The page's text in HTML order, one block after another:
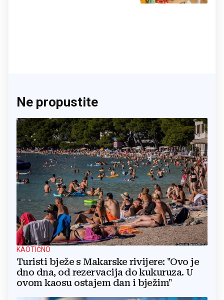
Ne propustite
KAOTIČNO
Turisti bježe s Makarske rivijere: "Ovo je
dno dna, od rezervacija do kukuruza. U
ovom kaosu ostajem dan i bježim"